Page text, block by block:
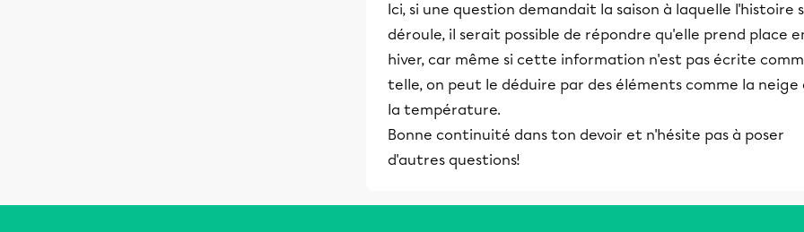
Ici, si une question demandait la saison à laquelle l'histoire
déroule, il serait possible de répondre qu'elle prend place
hiver, car même si cette information n'est pas écrite
telle, on peut le déduire par des éléments comme la neige
la température.
Bonne continuité dans ton devoir et n'hésite pas à poser
d'autres questions!